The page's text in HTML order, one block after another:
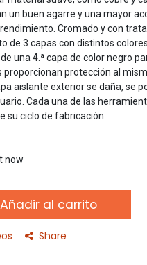
un buen agarre y una mayor
Cromado y con
de 3 capas con distintos
una 4.ª capa de color negro
proporcionan protección al
aislante exterior se daña, se
Cada una de las
su ciclo de fabricación.
now
Añadir al carrito
Share